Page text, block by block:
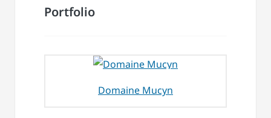
Portfolio
Domaine Mucyn